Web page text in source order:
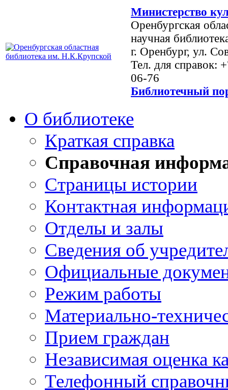
Министерство
Оренбургская
научная
г. Оренбург, ул.
Тел. для справок:
06-76
Библиотечный
О библиотеке
Краткая справка
Справочная
Страницы истории
Контактная
Отделы и залы
Сведения об
Официальные
Режим работы
Материально-
Прием граждан
Независимая оценка
Телефонный